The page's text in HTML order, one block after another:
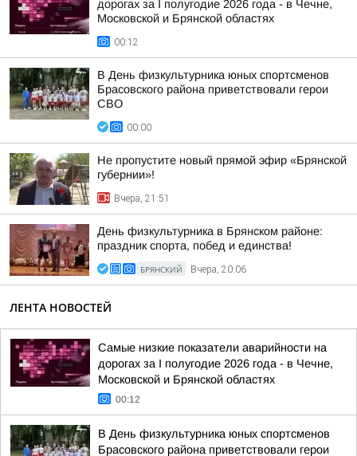
дорогах за I полугодие 2026 года - в Чечне,
Московской и Брянской областях
00:12
В День физкультурника юных спортсменов
Брасовского района приветствовали герои
СВО
00:00
Не пропустите новый прямой эфир «Брянской
губернии»!
Вчера, 21:51
День физкультурника в Брянском районе:
праздник спорта, побед и единства!
БРЯНСКИЙ Вчера, 20:06
ЛЕНТА НОВОСТЕЙ
Самые низкие показатели аварийности на
дорогах за I полугодие 2026 года - в Чечне,
Московской и Брянской областях
00:12
В День физкультурника юных спортсменов
Брасовского района приветствовали герои